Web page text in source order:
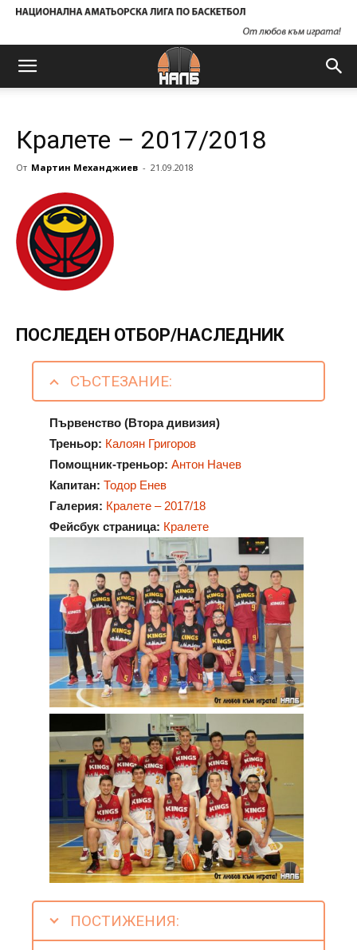
Кралете – 2017/2018
От Мартин Механджиев - 21.09.2018
ПОСЛЕДЕН ОТБОР/НАСЛЕДНИК
СЪСТЕЗАНИЕ:
Първенство (Втора дивизия)
Треньор: Калоян Григоров
Помощник-треньор: Антон Начев
Капитан: Тодор Енев
Галерия: Кралете – 2017/18
Фейсбук страница: Кралете
ПОСТИЖЕНИЯ: